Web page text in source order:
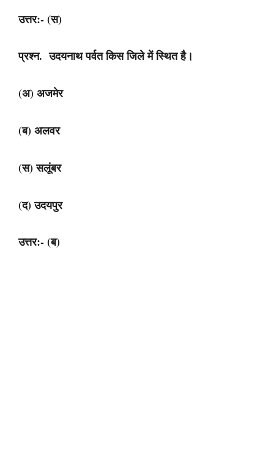
उत्तर:- (स)
प्रश्न. उदयनाथ पर्वत किस जिले में स्थित है।
(अ) अजमेर
(ब) अलवर
(स) सलूंबर
(द) उदयपुर
उत्तर:- (ब)